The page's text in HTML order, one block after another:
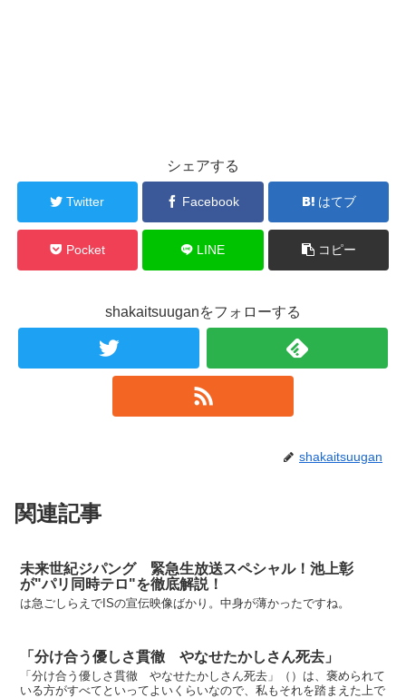
シェアする
Twitter Facebook はてブ
Pocket LINE コピー
shakaitsuuganをフォローする
shakaitsuugan
関連記事
未来世紀ジパング 緊急生放送スペシャル！池上彰
が"パリ同時テロ"を徹底解説！
は急ごしらえでISの宣伝映像ばかり。中身が薄かったですね。
「分け合う優しさ貫徹 やなせたかしさん死去」
「分け合う優しさ貫徹 やなせたかしさん死去」（）は、褒められて
いる方がすべてといってよいくらいなので、私もそれを踏まえた上で